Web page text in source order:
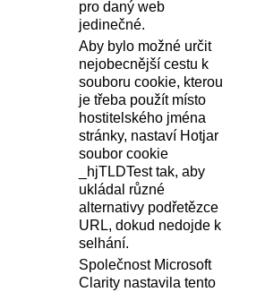
pro daný web
jedinečné.
Aby bylo možné určit
nejobecnější cestu k
souboru cookie, kterou
je třeba použít místo
hostitelského jména
stránky, nastaví Hotjar
soubor cookie
_hjTLDTest tak, aby
ukládal různé
alternativy podřetězce
URL, dokud nedojde k
selhání.
Společnost Microsoft
Clarity nastavila tento